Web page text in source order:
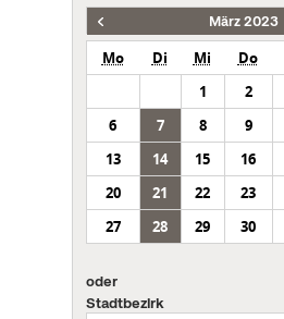
März 2023
Mo Di Mi Do
1
2
6
7 8 9
13
14 15 16
20
21 22 23
27
28 29 30
oder
Stadtbezirk